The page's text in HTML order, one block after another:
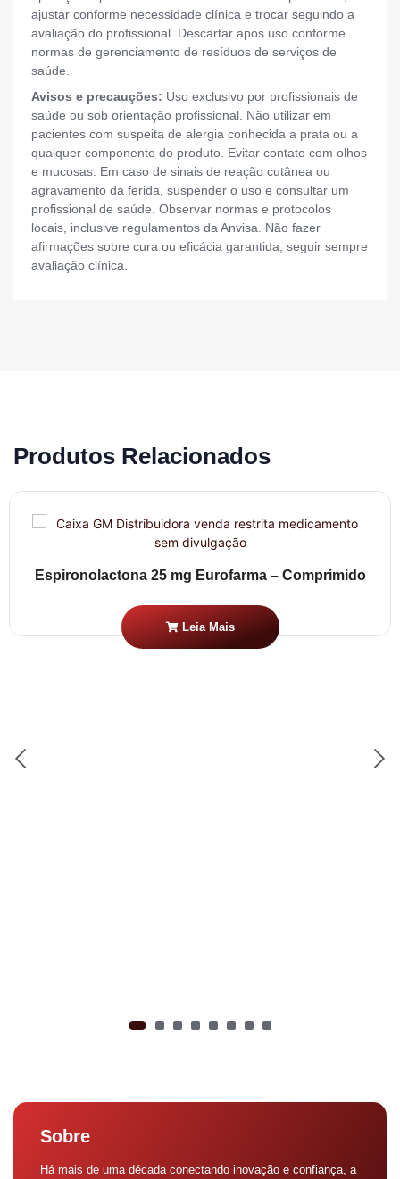
ajustar conforme necessidade clínica e trocar seguindo a
avaliação do profissional. Descartar após uso conforme
normas de gerenciamento de resíduos de serviços de
saúde.
Avisos e precauções: Uso exclusivo por profissionais de
saúde ou sob orientação profissional. Não utilizar em
pacientes com suspeita de alergia conhecida a prata ou a
qualquer componente do produto. Evitar contato com olhos
e mucosas. Em caso de sinais de reação cutânea ou
agravamento da ferida, suspender o uso e consultar um
profissional de saúde. Observar normas e protocolos
locais, inclusive regulamentos da Anvisa. Não fazer
afirmações sobre cura ou eficácia garantida; seguir sempre
avaliação clínica.
Produtos Relacionados
Espironolactona 25 mg Eurofarma – Comprimido
Leia Mais
Sobre
Há mais de uma década conectando inovação e confiança, a